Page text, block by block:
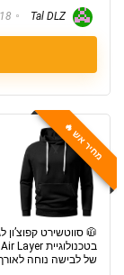
Tal DLZ 18 בדצמבר 2025
מחיר אש 🔥
של לבישה נוחה